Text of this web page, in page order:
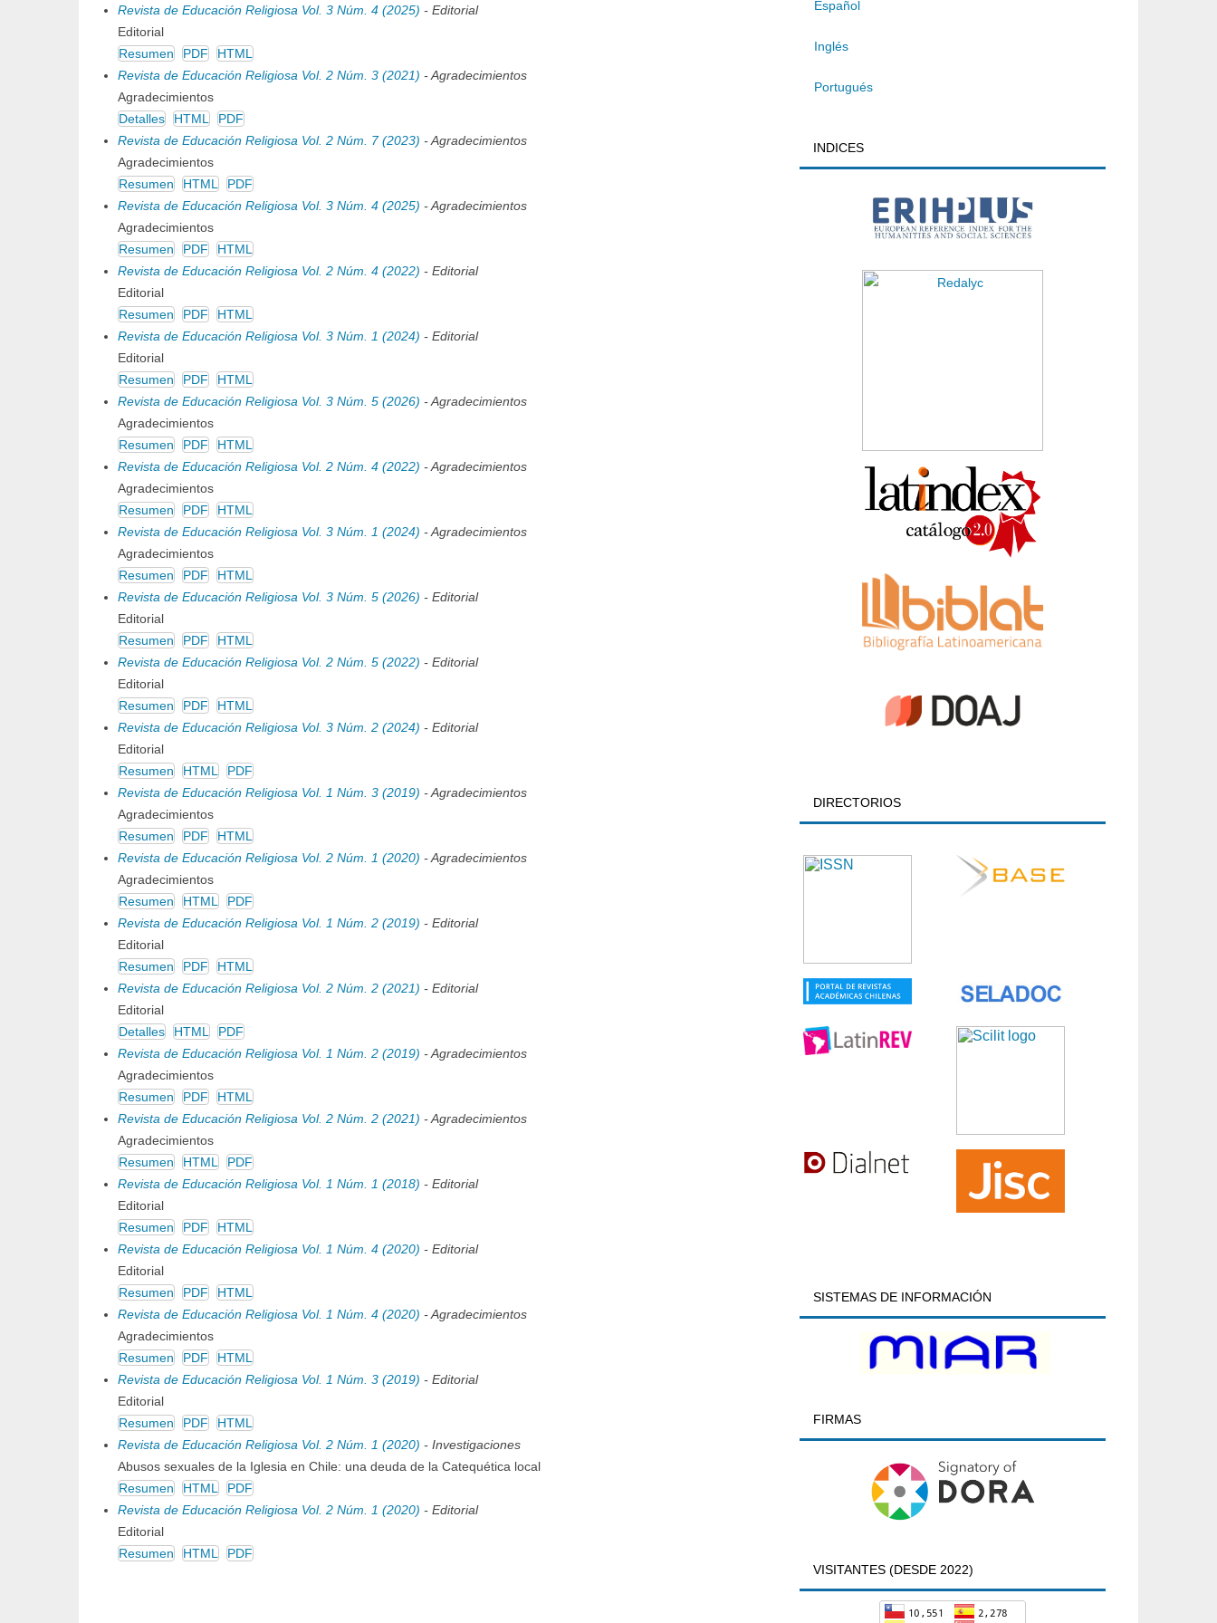
Revista de Educación Religiosa Vol. 3 Núm. 4 (2025) - Editorial
Editorial
Resumen
PDF
HTML
Revista de Educación Religiosa Vol. 2 Núm. 3 (2021) - Agradecimientos
Agradecimientos
Detalles
HTML
PDF
Revista de Educación Religiosa Vol. 2 Núm. 7 (2023) - Agradecimientos
Agradecimientos
Resumen
HTML
PDF
Revista de Educación Religiosa Vol. 3 Núm. 4 (2025) - Agradecimientos
Agradecimientos
Resumen
PDF
HTML
Revista de Educación Religiosa Vol. 2 Núm. 4 (2022) - Editorial
Editorial
Resumen
PDF
HTML
Revista de Educación Religiosa Vol. 3 Núm. 1 (2024) - Editorial
Editorial
Resumen
PDF
HTML
Revista de Educación Religiosa Vol. 3 Núm. 5 (2026) - Agradecimientos
Agradecimientos
Resumen
PDF
HTML
Revista de Educación Religiosa Vol. 2 Núm. 4 (2022) - Agradecimientos
Agradecimientos
Resumen
PDF
HTML
Revista de Educación Religiosa Vol. 3 Núm. 1 (2024) - Agradecimientos
Agradecimientos
Resumen
PDF
HTML
Revista de Educación Religiosa Vol. 3 Núm. 5 (2026) - Editorial
Editorial
Resumen
PDF
HTML
Revista de Educación Religiosa Vol. 2 Núm. 5 (2022) - Editorial
Editorial
Resumen
PDF
HTML
Revista de Educación Religiosa Vol. 3 Núm. 2 (2024) - Editorial
Editorial
Resumen
HTML
PDF
Revista de Educación Religiosa Vol. 1 Núm. 3 (2019) - Agradecimientos
Agradecimientos
Resumen
PDF
HTML
Revista de Educación Religiosa Vol. 2 Núm. 1 (2020) - Agradecimientos
Agradecimientos
Resumen
HTML
PDF
Revista de Educación Religiosa Vol. 1 Núm. 2 (2019) - Editorial
Editorial
Resumen
PDF
HTML
Revista de Educación Religiosa Vol. 2 Núm. 2 (2021) - Editorial
Editorial
Detalles
HTML
PDF
Revista de Educación Religiosa Vol. 1 Núm. 2 (2019) - Agradecimientos
Agradecimientos
Resumen
PDF
HTML
Revista de Educación Religiosa Vol. 2 Núm. 2 (2021) - Agradecimientos
Agradecimientos
Resumen
HTML
PDF
Revista de Educación Religiosa Vol. 1 Núm. 1 (2018) - Editorial
Editorial
Resumen
PDF
HTML
Revista de Educación Religiosa Vol. 1 Núm. 4 (2020) - Editorial
Editorial
Resumen
PDF
HTML
Revista de Educación Religiosa Vol. 1 Núm. 4 (2020) - Agradecimientos
Agradecimientos
Resumen
PDF
HTML
Revista de Educación Religiosa Vol. 1 Núm. 3 (2019) - Editorial
Editorial
Resumen
PDF
HTML
Revista de Educación Religiosa Vol. 2 Núm. 1 (2020) - Investigaciones
Abusos sexuales de la Iglesia en Chile: una deuda de la Catequética local
Resumen
HTML
PDF
Revista de Educación Religiosa Vol. 2 Núm. 1 (2020) - Editorial
Editorial
Resumen
HTML PDF
Español
Inglés
Portugués
INDICES
DIRECTORIOS
SISTEMAS DE INFORMACIÓN
FIRMAS
VISITANTES (DESDE 2022)